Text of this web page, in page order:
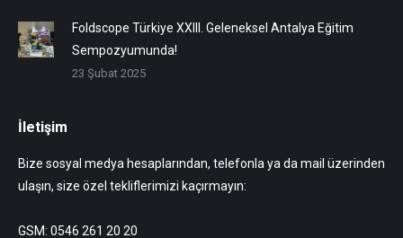
Foldscope Türkiye XXIII. Geleneksel Antalya Eğitim
Sempozyumunda!
23 Şubat 2025
İletişim
Bize sosyal medya hesaplarından, telefonla ya da mail üzerinden
ulaşın, size özel tekliflerimizi kaçırmayın:
GSM: 0546 261 20 20